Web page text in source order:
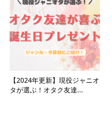
【2024年更新】現役ジャニオ
タが選ぶ！オタク友達...